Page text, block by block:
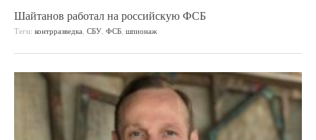
Шайтанов работал на российскую ФСБ
Теги: контрразведка СБУ ФСБ шпионаж